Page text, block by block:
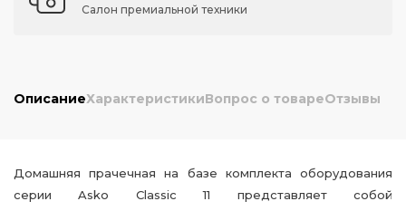
Салон премиальной техники
ОписаниеХарактеристикиВопрос о товареОтзывы
Домашняя прачечная на базе комплекта оборудования
серии Asko Classic 11 представляет собой